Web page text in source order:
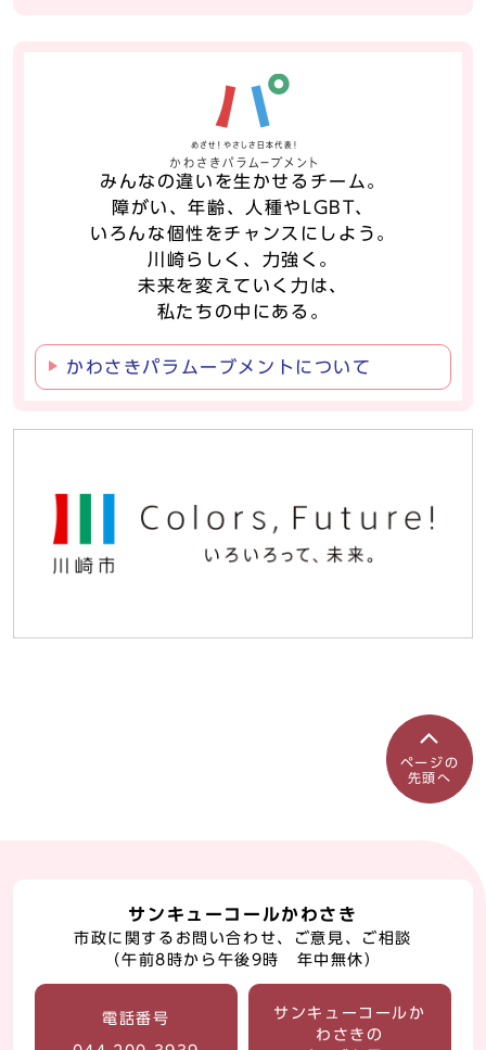
みんなの違いを生かせるチーム。
障がい、年齢、人種やLGBT、
いろんな個性をチャンスにしよう。
川崎らしく、力強く。
未来を変えていく力は、
私たちの中にある。
かわさきパラムーブメントについて
ページの
先頭へ
サンキューコールかわさき
市政に関するお問い合わせ、ご意見、ご相談
（午前8時から午後9時 年中無休）
電話番号
サンキューコールか
わさきの